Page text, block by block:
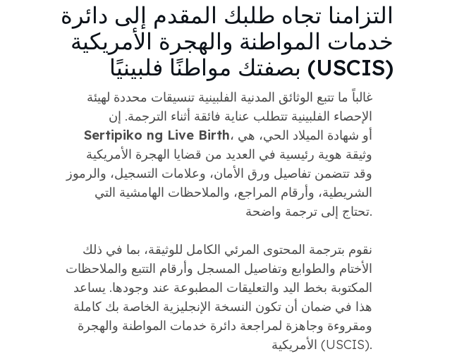
التزامنا تجاه طلبك المقدم إلى دائرة
خدمات المواطنة والهجرة الأمريكية
(USCIS) بصفتك مواطنًا فلبينيًا
غالباً ما تتبع الوثائق المدنية الفلبينية تنسيقات محددة لهيئة
الإحصاء الفلبينية تتطلب عناية فائقة أثناء الترجمة. إن
Sertipiko ng Live Birth، أو شهادة الميلاد الحي، هي
وثيقة هوية رئيسية في العديد من قضايا الهجرة الأمريكية
وقد تتضمن تفاصيل ورق الأمان، وعلامات التسجيل، والرموز
الشريطية، وأرقام المراجع، والملاحظات الهامشية التي
تحتاج إلى ترجمة واضحة.
نقوم بترجمة المحتوى المرئي الكامل للوثيقة، بما في ذلك
الأختام والطوابع وتفاصيل المسجل وأرقام التتبع والملاحظات
المكتوبة بخط اليد والتعليقات المطبوعة عند وجودها. يساعد
هذا في ضمان أن تكون النسخة الإنجليزية الخاصة بك كاملة
ومقروءة وجاهزة لمراجعة دائرة خدمات المواطنة والهجرة
الأمريكية (USCIS).